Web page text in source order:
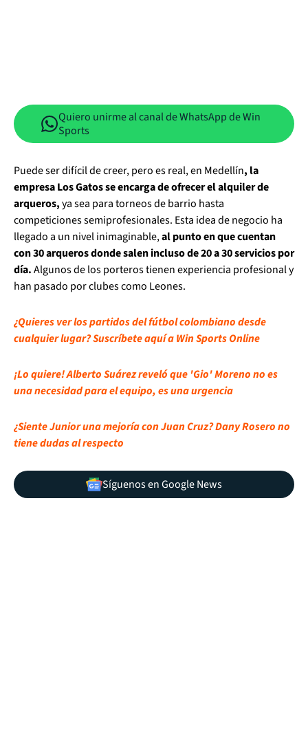
Quiero unirme al canal de WhatsApp de Win
Sports
Puede ser difícil de creer, pero es real, en Medellín, la
empresa Los Gatos se encarga de ofrecer el alquiler de
arqueros,ya sea para torneos de barrio hasta
competiciones semiprofesionales. Esta idea de negocio ha
llegado a un nivel inimaginable,al punto en que cuentan
con 30 arqueros donde salen incluso de 20 a 30 servicios por
día.Algunos de los porteros tienen experiencia profesional y
han pasado por clubes como Leones.
¿Quieres ver los partidos del fútbol colombiano desde
cualquier lugar? Suscríbete aquí a Win Sports Online
¡Lo quiere! Alberto Suárez reveló que 'Gio' Moreno no es
una necesidad para el equipo, es una urgencia
¿Siente Junior una mejoría con Juan Cruz? Dany Rosero no
tiene dudas al respecto
Síguenos en Google News